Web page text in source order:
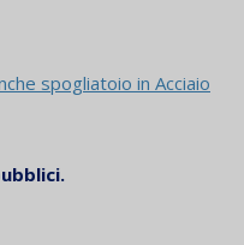
spogliatoio in Acciaio